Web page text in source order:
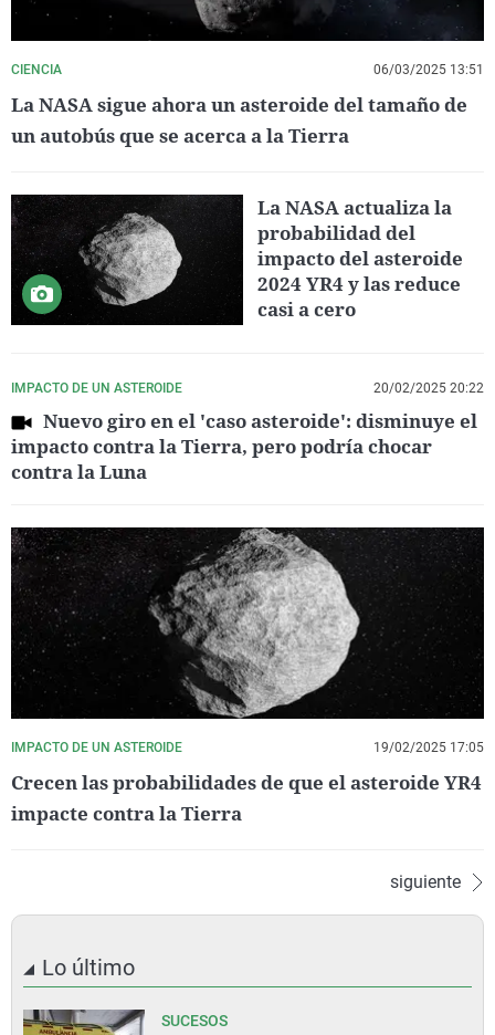
CIENCIA 06/03/2025 13:51
La NASA sigue ahora un asteroide del tamaño de
un autobús que se acerca a la Tierra
La NASA actualiza la
probabilidad del
impacto del asteroide
2024 YR4 y las reduce
casi a cero
IMPACTO DE UN ASTEROIDE 20/02/2025 20:22
Nuevo giro en el 'caso asteroide': disminuye el
impacto contra la Tierra, pero podría chocar
contra la Luna
IMPACTO DE UN ASTEROIDE 19/02/2025 17:05
Crecen las probabilidades de que el asteroide YR4
impacte contra la Tierra
siguiente
Lo último
SUCESOS